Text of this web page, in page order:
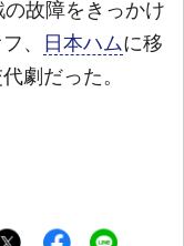
故障をきっかけ
、
日本ハムに移
劇だった。